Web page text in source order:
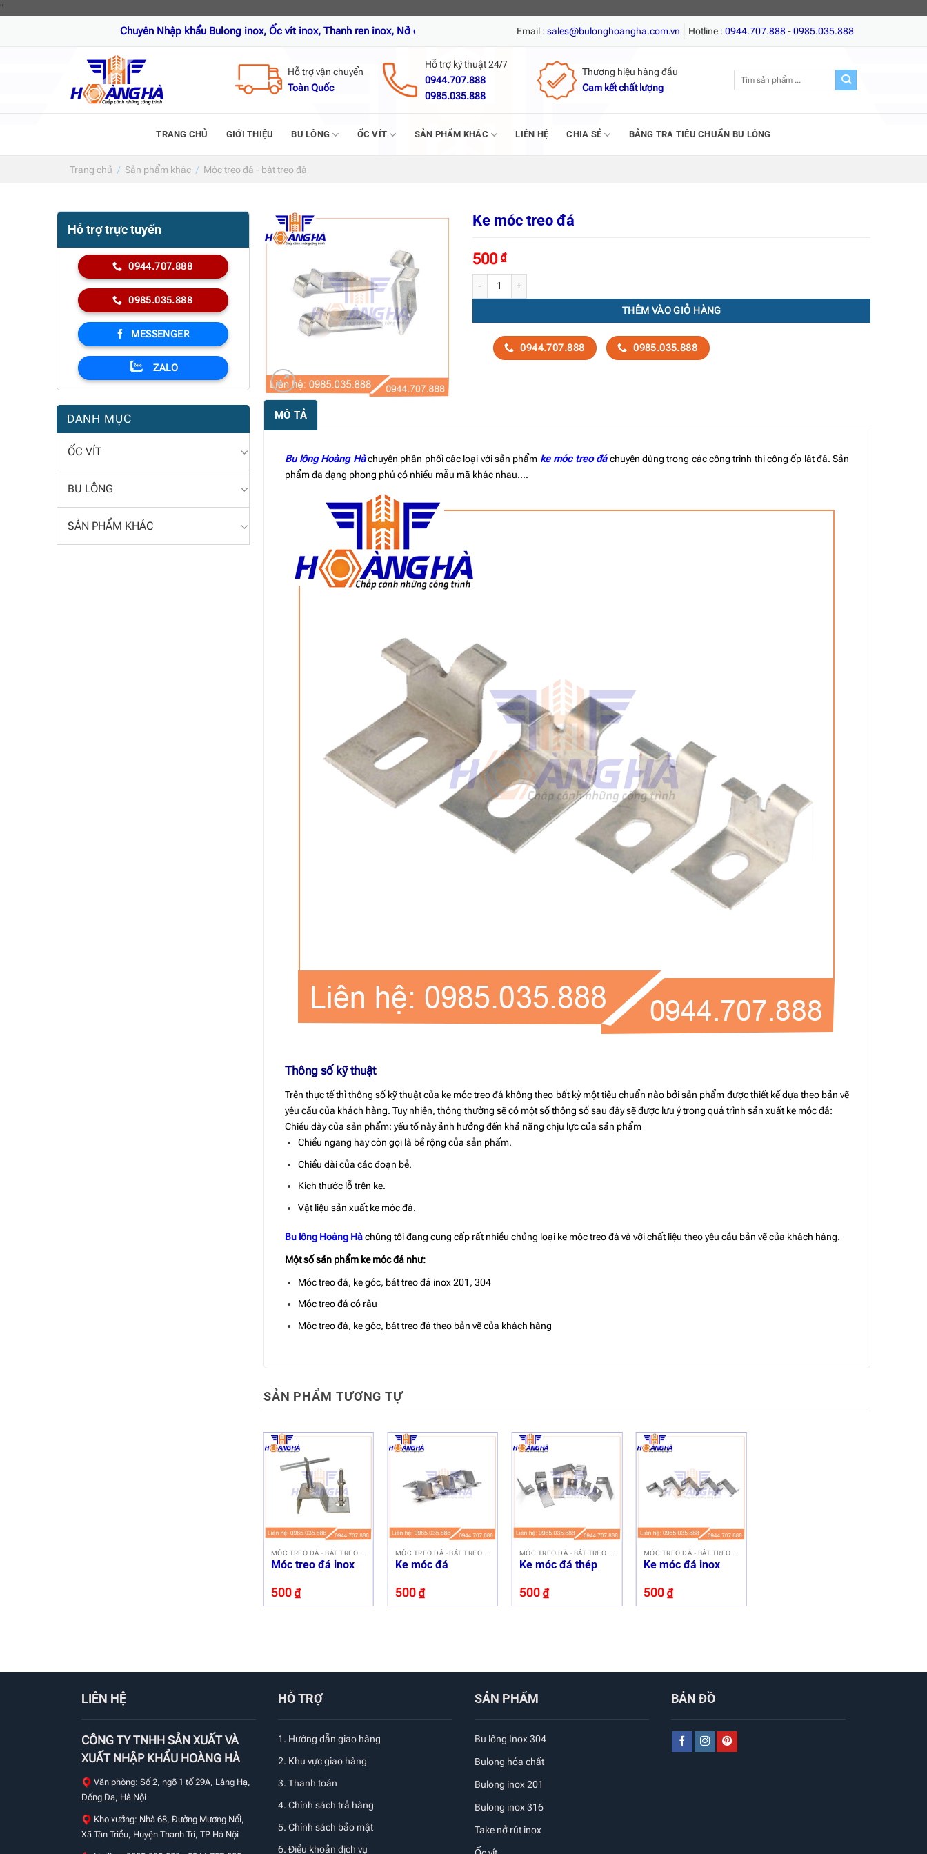
"
Chuyên Nhập khẩu Bulong inox, Ốc vít inox, Thanh ren inox, Nở đạn inox, Tắc kê nở inox, Vít tự khoan inox, Vít trí, Vít gỗ, Giá tốt nhất, Chất lượng hàng đầu!
Email : sales@bulonghoangha.com.vn Hotline : 0944.707.888-0985.035.888
Hỗ trợ vận chuyển
Toàn Quốc
Hỗ trợ kỹ thuật 24/7
0944.707.888
0985.035.888
Thương hiệu hàng đầu
Cam kết chất lượng
Tìm
TRANG CHỦ GIỚI THIỆU BU LÔNG ỐC VÍT SẢN PHẨM KHÁC LIÊN HỆ CHIA SẺ BẢNG TRA TIÊU CHUẨN BU LÔNG
Trang chủ / Sản phẩm khác / Móc treo đá - bát treo đá
Hỗ trợ trực tuyến
0944.707.888
0985.035.888
MESSENGER
ZALO
DANH MỤC
ỐC VÍT
BU LÔNG
SẢN PHẨM KHÁC
Ke móc treo đá
500₫
THÊM VÀO GIỎ HÀNG
0944.707.888 0985.035.888
MÔ TẢ
Bu lông Hoàng Hàchuyên phân phối các loại với sản phẩm ke móc treo đáchuyên dùng trong các công trình thi công ốp lát đá. Sản
phẩm đa dạng phong phú có nhiều mẫu mã khác nhau….
Thông số kỹ thuật
Trên thực tế thì thông số kỹ thuật của ke móc treo đá không theo bất kỳ một tiêu chuẩn nào bởi sản phẩm được thiết kế dựa theo bản vẽ
yêu cầu của khách hàng. Tuy nhiên, thông thường sẽ có một số thông số sau đây sẽ được lưu ý trong quá trình sản xuất ke móc đá:
Chiều dày của sản phẩm: yếu tố này ảnh hưởng đến khả năng chịu lực của sản phẩm
Chiều ngang hay còn gọi là bề rộng của sản phẩm.
Chiều dài của các đoạn bẻ.
Kích thước lỗ trên ke.
Vật liệu sản xuất ke móc đá.
Bu lông Hoàng Hàchúng tôi đang cung cấp rất nhiều chủng loại ke móc treo đá và với chất liệu theo yêu cầu bản vẽ của khách hàng.
Một số sản phẩm ke móc đá như:
Móc treo đá, ke góc, bát treo đá inox 201, 304
Móc treo đá có râu
Móc treo đá, ke góc, bát treo đá theo bản vẽ của khách hàng
SẢN PHẨM TƯƠNG TỰ
MÓC TREO ĐÁ - BÁT TREO ĐÁ
Móc treo đá inox
500 ₫
MÓC TREO ĐÁ - BÁT TREO ĐÁ
Ke móc đá
500 ₫
MÓC TREO ĐÁ - BÁT TREO ĐÁ
Ke móc đá thép
500 ₫
MÓC TREO ĐÁ - BÁT TREO ĐÁ
Ke móc đá inox
500 ₫
LIÊN HỆ
CÔNG TY TNHH SẢN XUẤT VÀ
XUẤT NHẬP KHẨU HOÀNG HÀ
Văn phòng: Số 2, ngõ 1 tổ 29A, Láng Hạ,
Đống Đa, Hà Nội
Kho xưởng: Nhà 68, Đường Mương Nổi,
Xã Tân Triều, Huyện Thanh Trì, TP Hà Nội
HỖ TRỢ
1. Hướng dẫn giao hàng
2. Khu vực giao hàng
3. Thanh toán
4. Chính sách trả hàng
5. Chính sách bảo mật
6. Điều khoản dịch vụ
SẢN PHẨM
Bu lông Inox 304
Bulong hóa chất
Bulong inox 201
Bulong inox 316
Take nở rút inox
BẢN ĐỒ